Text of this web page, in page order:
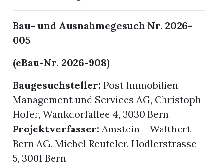
Bau- und Ausnahmegesuch Nr. 2026-
005
(eBau-Nr. 2026-908)
Baugesuchsteller: Post Immobilien
Management und Services AG, Christoph
Hofer, Wankdorfallee 4, 3030 Bern
Projektverfasser: Amstein + Walthert
Bern AG, Michel Reuteler, Hodlerstrasse
5, 3001 Bern